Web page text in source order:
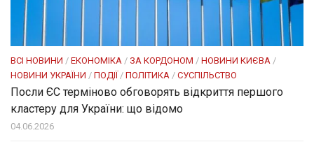
ВСІ НОВИНИ / ЕКОНОМІКА / ЗА КОРДОНОМ / НОВИНИ КИЄВА /
НОВИНИ УКРАЇНИ / ПОДІЇ / ПОЛІТИКА / СУСПІЛЬСТВО
Посли ЄC терміново обговорять відкриття першого
кластеру для України: що відомо
04.06.2026